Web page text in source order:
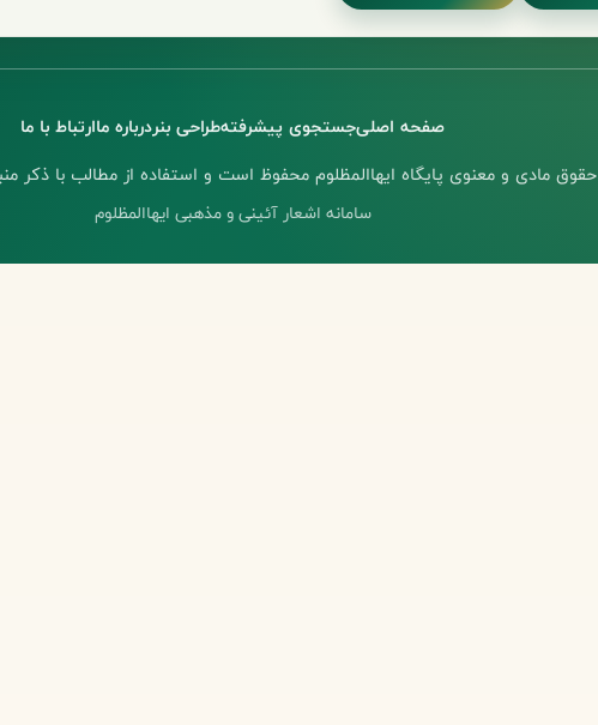
صفحه اصلیجستجوی پیشرفتهطراحی بنردرباره ماارتباط با ما
حقوق مادی و معنوی پایگاه ایهاالمظلوم محفوظ است و استفاده از مطالب با ذکر
سامانه اشعار آئینی و مذهبی ایهاالمظلوم